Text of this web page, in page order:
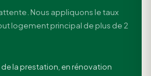
Nous appliquons le taux
logement principal de plus de 2
de la prestation, en rénovation